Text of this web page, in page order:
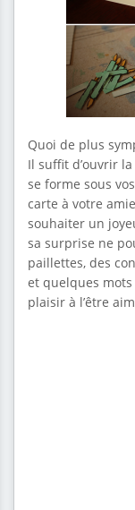
Quoi de plus
Il suffit d’ouvrir
se forme sous
carte à votre
souhaiter un
sa surprise ne
paillettes, des
et quelques
plaisir à l’être